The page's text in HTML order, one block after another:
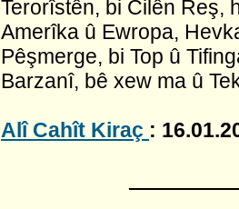
Terorîstên, bi Cilên Reş,
Amerîka û Ewropa,
Pêşmerge, bi Top û
Barzanî, bê xew ma û
Alî Cahît Kiraç :